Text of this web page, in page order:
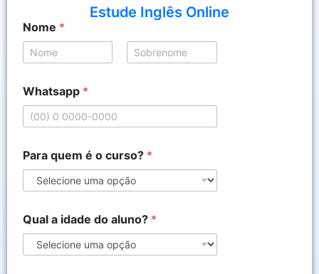
Estude Inglês Online
Nome *
Whatsapp *
a
l
o
?
d
o
Para quem é o curso? *
Qual a idade do aluno? *